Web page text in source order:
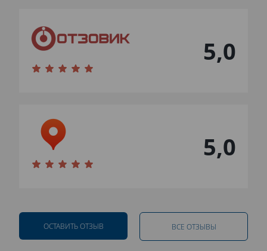
5,0
5,0
ОСТАВИТЬ ОТЗЫВ ВСЕ ОТЗЫВЫ